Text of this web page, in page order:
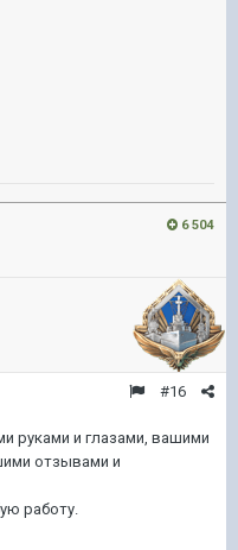
6 504
#16
руками и глазами, вашими
отзывами и
работу.